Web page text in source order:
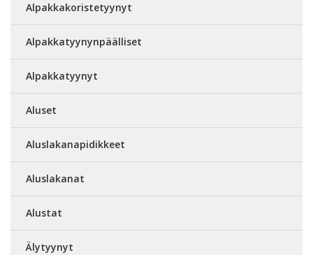
Alpakkakoristetyynyt
Alpakkatyynynpäälliset
Alpakkatyynyt
Aluset
Aluslakanapidikkeet
Aluslakanat
Alustat
Älytyynyt